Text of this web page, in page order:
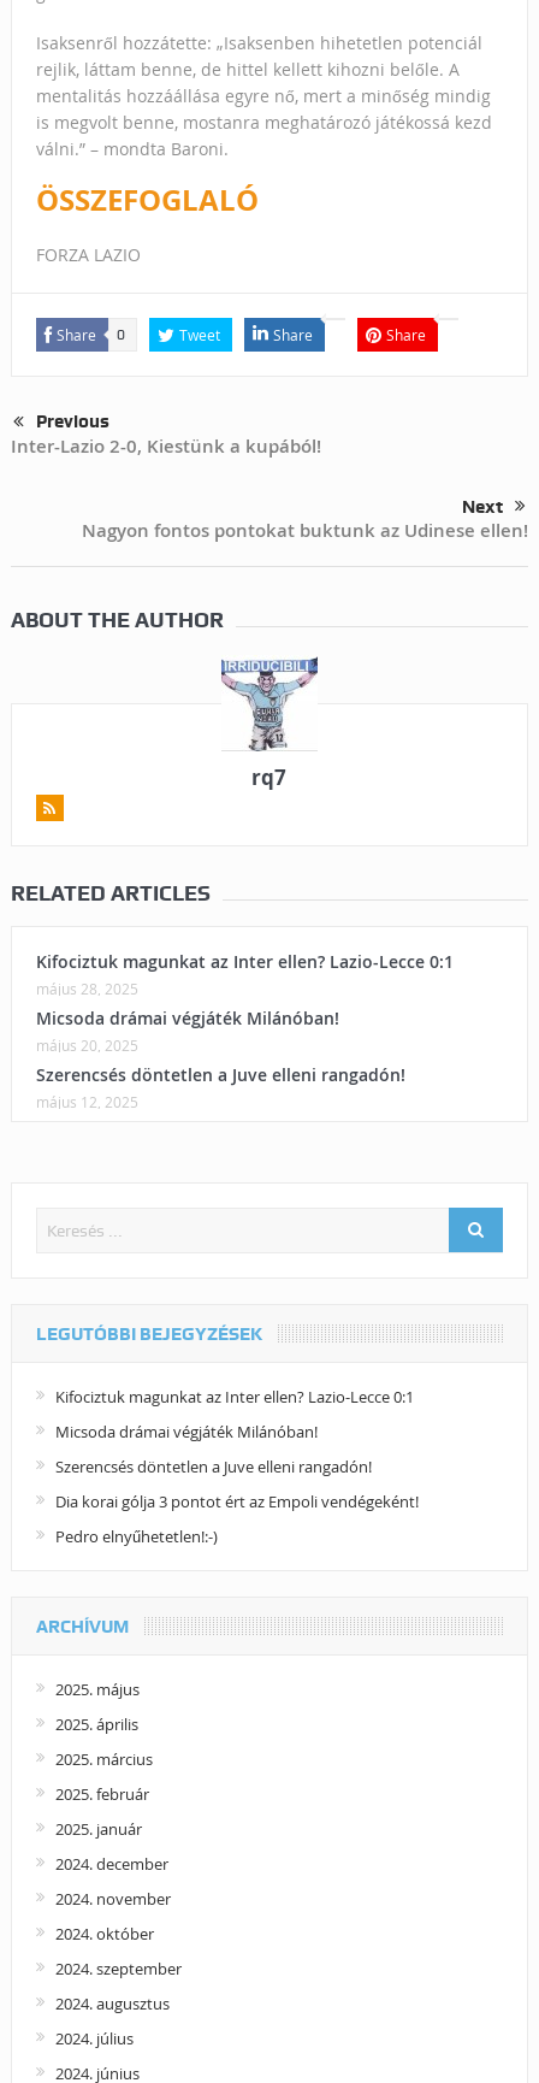
Isaksenről hozzátette: „Isaksenben hihetetlen potenciál
rejlik, láttam benne, de hittel kellett kihozni belőle. A
mentalitás hozzáállása egyre nő, mert a minőség mindig
is megvolt benne, mostanra meghatározó játékossá kezd
válni.” – mondta Baroni.
ÖSSZEFOGLALÓ
FORZA LAZIO
Share 0 Tweet Share Share
Previous
Inter-Lazio 2-0, Kiestünk a kupából!
Next
Nagyon fontos pontokat buktunk az Udinese ellen!
ABOUT THE AUTHOR
rq7
RELATED ARTICLES
Kifociztuk magunkat az Inter ellen? Lazio-Lecce 0:1
május 28, 2025
Micsoda drámai végjáték Milánóban!
május 20, 2025
Szerencsés döntetlen a Juve elleni rangadón!
május 12, 2025
LEGUTÓBBI BEJEGYZÉSEK
Kifociztuk magunkat az Inter ellen? Lazio-Lecce 0:1
Micsoda drámai végjáték Milánóban!
Szerencsés döntetlen a Juve elleni rangadón!
Dia korai gólja 3 pontot ért az Empoli vendégeként!
Pedro elnyűhetetlen!:-)
ARCHÍVUM
2025. május
2025. április
2025. március
2025. február
2025. január
2024. december
2024. november
2024. október
2024. szeptember
2024. augusztus
2024. július
2024. június